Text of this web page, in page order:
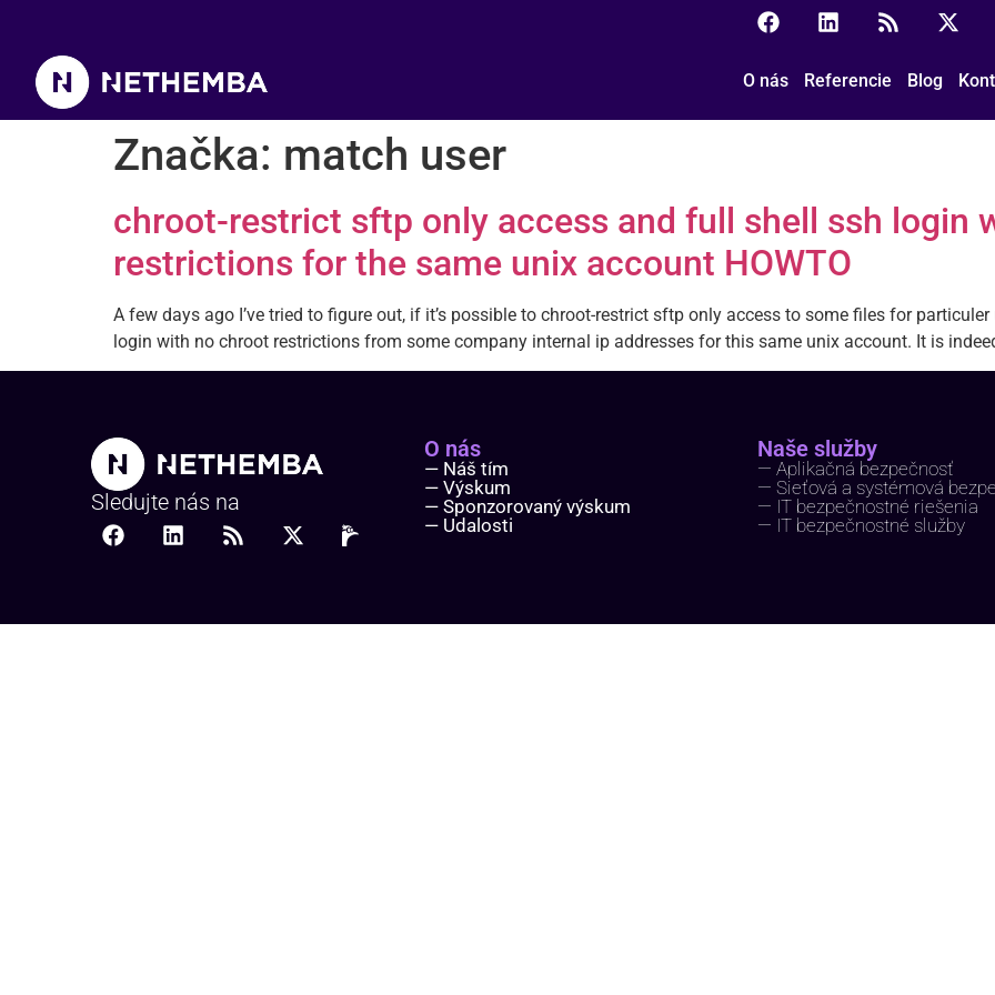
O nás Referencie Blog
Značka: match user
chroot-restrict sftp only access and full shell ssh login
restrictions for the same unix account HOWTO
A few days ago I’ve tried to figure out, if it’s possible to chroot-restrict sftp only access to some files for
login with no chroot restrictions from some company internal ip addresses for this same unix account. It is
Sledujte nás na
O nás
— Náš tím
— Výskum
— Sponzorovaný výskum
— Udalosti
Naše služby
— Aplikačná bezpečnosť
— Sieťová a systémová
— IT bezpečnostné riešenia
— IT bezpečnostné služby